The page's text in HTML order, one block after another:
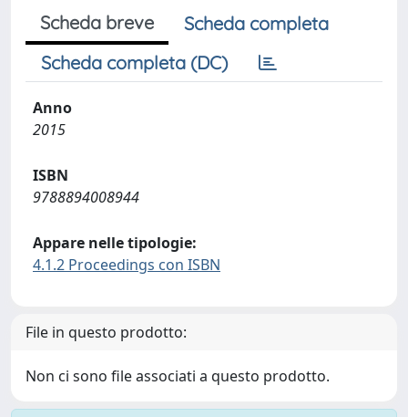
Scheda breve
Scheda completa
Scheda completa (DC)
Anno
2015
ISBN
9788894008944
Appare nelle tipologie:
4.1.2 Proceedings con ISBN
File in questo prodotto:
Non ci sono file associati a questo prodotto.